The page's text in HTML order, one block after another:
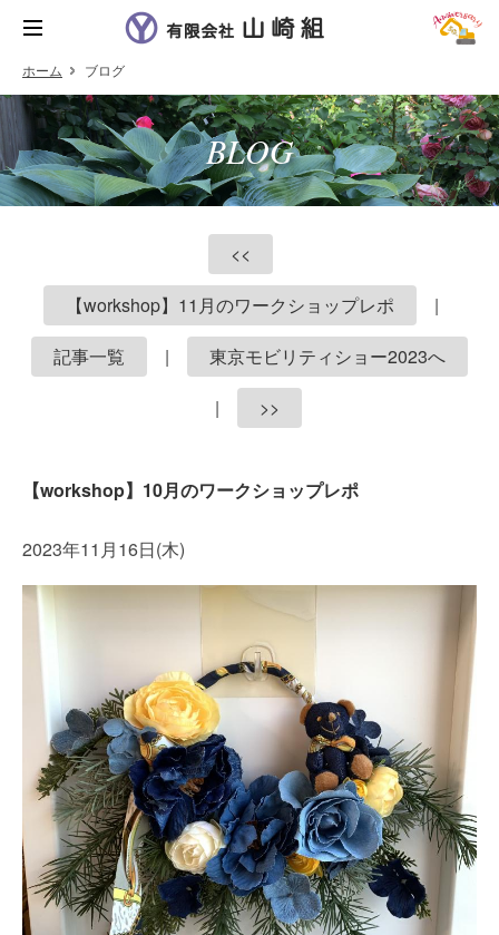
ホーム ブログ
BLOG
<<
【workshop】11月のワークショップレポ
|
記事一覧
|
東京モビリティショー2023へ
|
>>
【workshop】10月のワークショップレポ
2023年11月16日(木)